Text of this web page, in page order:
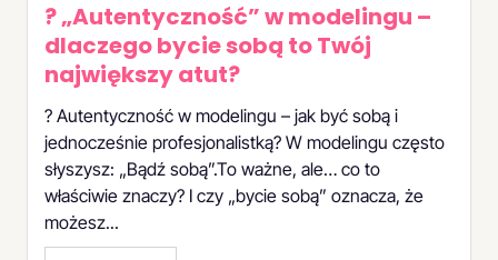
? „Autentyczność” w modelingu –
dlaczego bycie sobą to Twój
największy atut?
? Autentyczność w modelingu – jak być sobą i
jednocześnie profesjonalistką? W modelingu często
słyszysz: „Bądź sobą”.To ważne, ale… co to
właściwie znaczy? I czy „bycie sobą” oznacza, że
możesz...